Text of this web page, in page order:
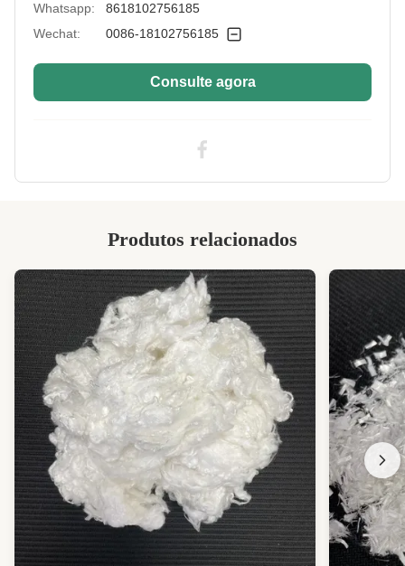
Siliconized/Non-
Silicified:
não silicificado
Whatsapp:
8618102756185
Wechat:
0086-18102756185
Consulte agora
Produtos relacionados